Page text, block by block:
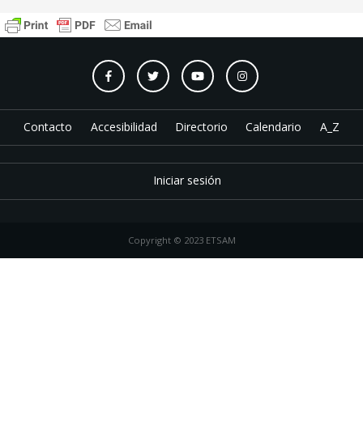
Contacto Accesibilidad Directorio Calendario A_Z
Iniciar sesión
Copyright © 2023 ETSAM